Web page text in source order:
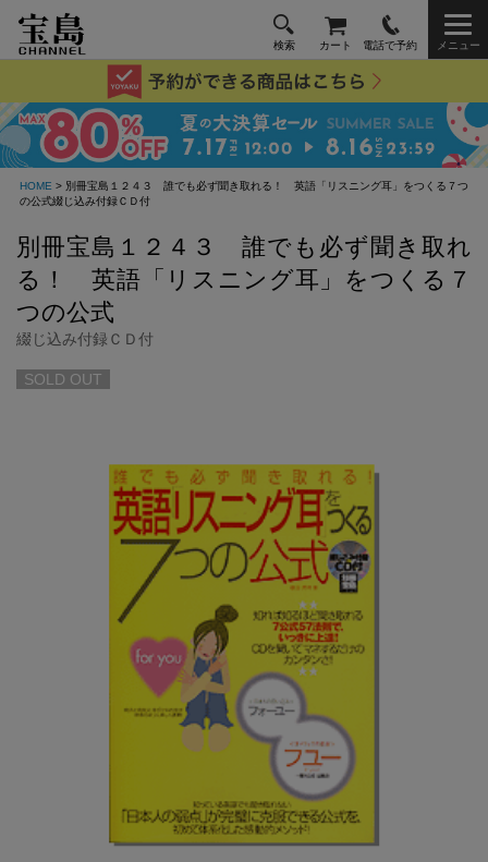
検索 カート 電話で予約 メニュー
HOME > 別冊宝島１２４３ 誰でも必ず聞き取れる！ 英語「リスニング耳」をつくる７つ
の公式綴じ込み付録ＣＤ付
別冊宝島１２４３ 誰でも必ず聞き取れ
る！ 英語「リスニング耳」をつくる７
つの公式
綴じ込み付録ＣＤ付
SOLD OUT